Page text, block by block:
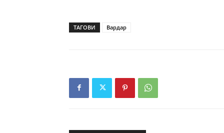
ТАГОВИ Вардар